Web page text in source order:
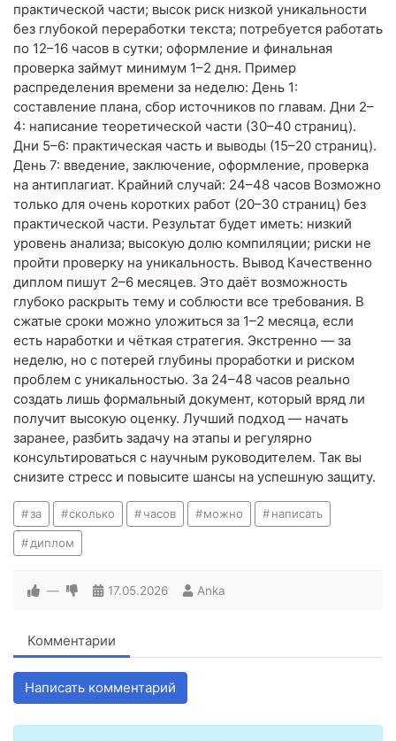
практической части; высок риск низкой уникальности
без глубокой переработки текста; потребуется работать
по 12–16 часов в сутки; оформление и финальная
проверка займут минимум 1–2 дня. Пример
распределения времени за неделю: День 1:
составление плана, сбор источников по главам. Дни 2–
4: написание теоретической части (30–40 страниц).
Дни 5–6: практическая часть и выводы (15–20 страниц).
День 7: введение, заключение, оформление, проверка
на антиплагиат. Крайний случай: 24–48 часов Возможно
только для очень коротких работ (20–30 страниц) без
практической части. Результат будет иметь: низкий
уровень анализа; высокую долю компиляции; риски не
пройти проверку на уникальность. Вывод Качественно
диплом пишут 2–6 месяцев. Это даёт возможность
глубоко раскрыть тему и соблюсти все требования. В
сжатые сроки можно уложиться за 1–2 месяца, если
есть наработки и чёткая стратегия. Экстренно — за
неделю, но с потерей глубины проработки и риском
проблем с уникальностью. За 24–48 часов реально
создать лишь формальный документ, который вряд ли
получит высокую оценку. Лучший подход — начать
заранее, разбить задачу на этапы и регулярно
консультироваться с научным руководителем. Так вы
снизите стресс и повысите шансы на успешную защиту.
за сколько часов можно написать
диплом
— 17.05.2026 Anka
Комментарии
Написать комментарий